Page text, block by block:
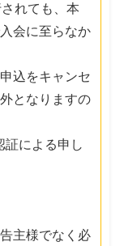
れても、本
会に至らなか
込をキャンセ
となりますの
による申し
主様でなく必